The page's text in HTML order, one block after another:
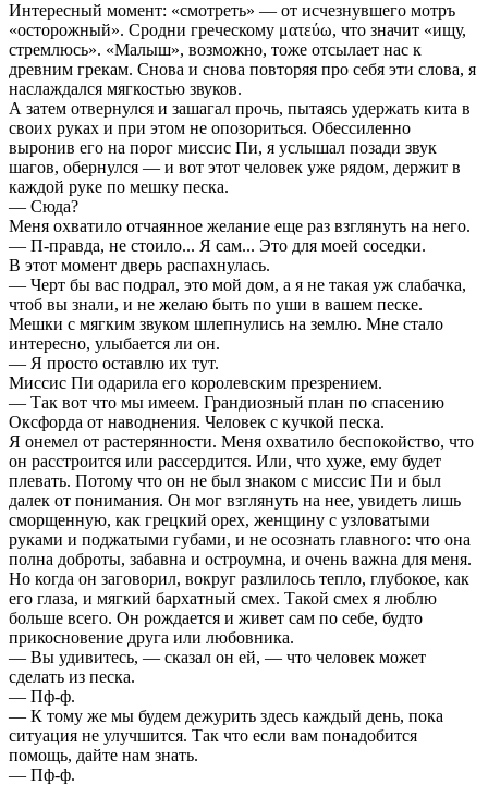
Интересный момент: «смотреть» — от исчезнувшего мотръ
«осторожный». Сродни греческому ματεύω, что значит «ищу,
стремлюсь». «Малыш», возможно, тоже отсылает нас к
древним грекам. Снова и снова повторяя про себя эти слова, я
наслаждался мягкостью звуков.
А затем отвернулся и зашагал прочь, пытаясь удержать кита в
своих руках и при этом не опозориться. Обессиленно
выронив его на порог миссис Пи, я услышал позади звук
шагов, обернулся — и вот этот человек уже рядом, держит в
каждой руке по мешку песка.
— Сюда?
Меня охватило отчаянное желание еще раз взглянуть на него.
— П-правда, не стоило... Я сам... Это для моей соседки.
В этот момент дверь распахнулась.
— Черт бы вас подрал, это мой дом, а я не такая уж слабачка,
чтоб вы знали, и не желаю быть по уши в вашем песке.
Мешки с мягким звуком шлепнулись на землю. Мне стало
интересно, улыбается ли он.
— Я просто оставлю их тут.
Миссис Пи одарила его королевским презрением.
— Так вот что мы имеем. Грандиозный план по спасению
Оксфорда от наводнения. Человек с кучкой песка.
Я онемел от растерянности. Меня охватило беспокойство, что
он расстроится или рассердится. Или, что хуже, ему будет
плевать. Потому что он не был знаком с миссис Пи и был
далек от понимания. Он мог взглянуть на нее, увидеть лишь
сморщенную, как грецкий орех, женщину с узловатыми
руками и поджатыми губами, и не осознать главного: что она
полна доброты, забавна и остроумна, и очень важна для меня.
Но когда он заговорил, вокруг разлилось тепло, глубокое, как
его глаза, и мягкий бархатный смех. Такой смех я люблю
больше всего. Он рождается и живет сам по себе, будто
прикосновение друга или любовника.
— Вы удивитесь, — сказал он ей, — что человек может
сделать из песка.
— Пф-ф.
— К тому же мы будем дежурить здесь каждый день, пока
ситуация не улучшится. Так что если вам понадобится
помощь, дайте нам знать.
— Пф-ф.